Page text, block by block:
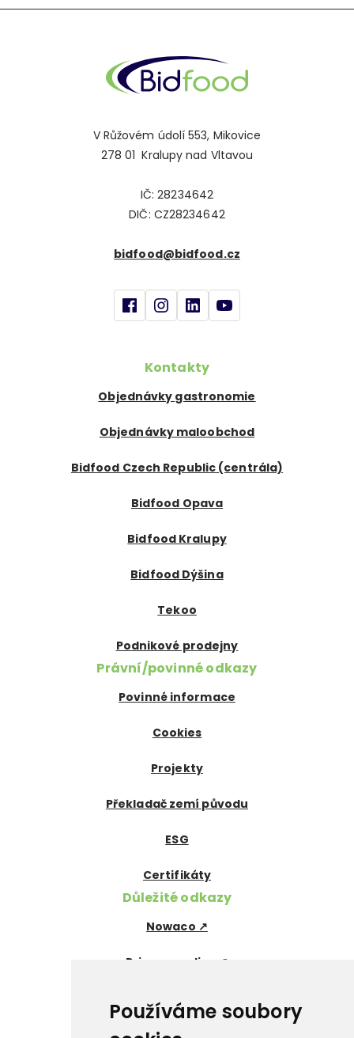
Používáme soubory
V Růžovém údolí 553, Mikovice
278 01 Kralupy nad Vltavou
IČ: 28234642
DIČ: CZ28234642
bidfood@bidfood.cz
Kontakty
Objednávky gastronomie
Objednávky maloobchod
Bidfood Czech Republic (centrála)
Bidfood Opava
Bidfood Kralupy
Bidfood Dýšina
Tekoo
Podnikové prodejny
Právní/povinné odkazy
Povinné informace
Cookies
Projekty
Překladač zemí původu
ESG
Certifikáty
Důležité odkazy
Nowaco ↗
Prima zmrzlina ↗
Pegas Premium ↗
La Panna ↗